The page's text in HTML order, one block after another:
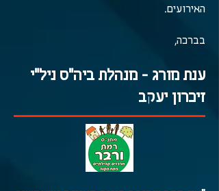
האירועים.
בברכה,
ענת מורג - מנהלת ביה"ס ניל"י
זיכרון יעקב